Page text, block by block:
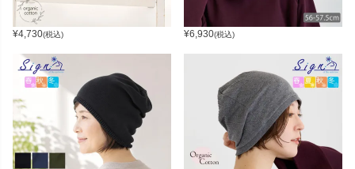
¥4,730(税込) ¥6,930(税込)